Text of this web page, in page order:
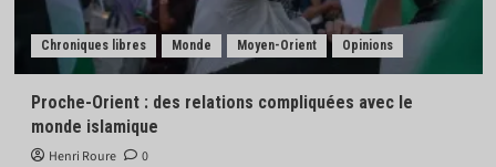
Chroniques libres Monde Moyen-Orient Opinions
Proche-Orient : des relations compliquées avec le
monde islamique
Henri Roure
0